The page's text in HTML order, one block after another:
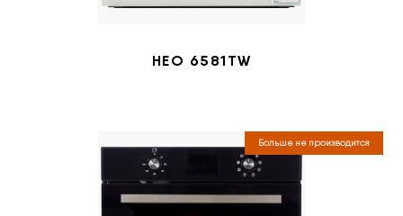
HEO 6581TW
Больше не производится